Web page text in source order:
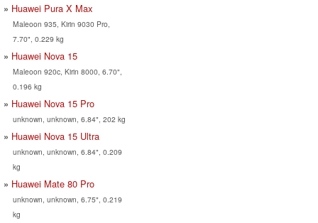
Huawei Pura X Max
Maleoon 935, Kirin 9030 Pro,
7.70", 0.229 kg
Huawei Nova 15
Maleoon 920c, Kirin 8000, 6.70",
0.196 kg
Huawei Nova 15 Pro
unknown, unknown, 6.84", 202 kg
Huawei Nova 15 Ultra
unknown, unknown, 6.84", 0.209
kg
Huawei Mate 80 Pro
unknown, unknown, 6.75", 0.219
kg